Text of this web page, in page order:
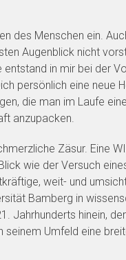
des Menschen ein.
Augenblick nicht
in mir bei der
persönlich eine neue
die man im Laufe
anzupacken.
Zäsur. Eine
wie der Versuch
weit- und
Bamberg in
Jahrhunderts hinein,
Umfeld eine